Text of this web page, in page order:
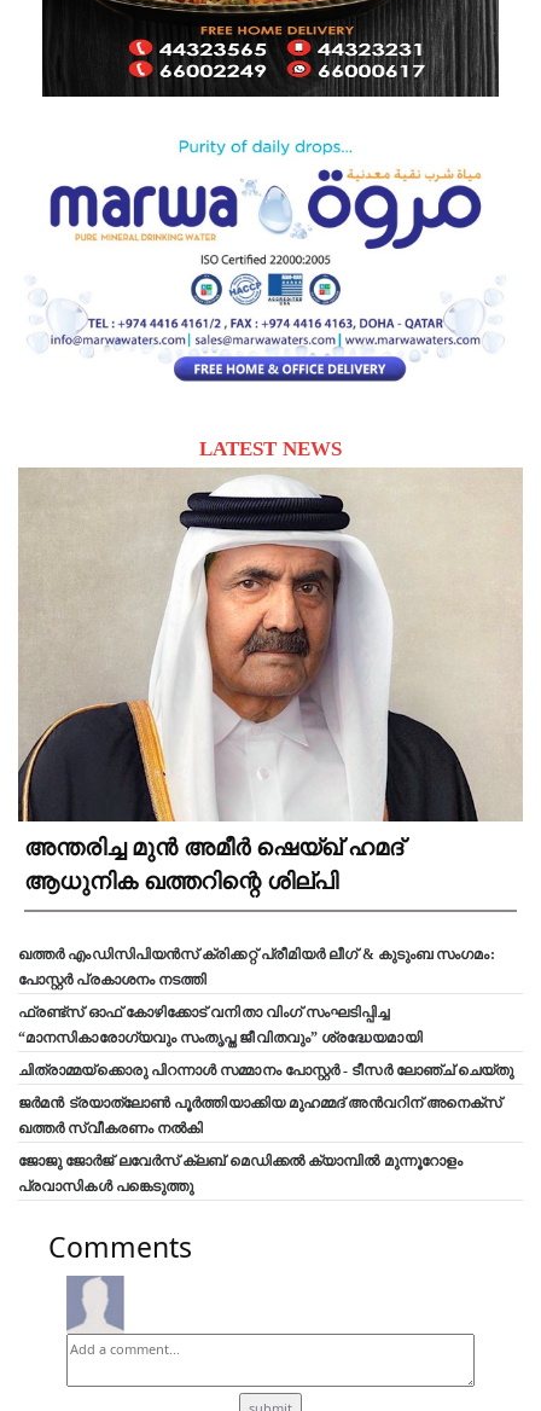
LATEST NEWS
അന്തരിച്ച മുൻ അമീർ ഷെയ്ഖ് ഹമദ്
ആധുനിക ഖത്തറിന്റെ ശില്പി
ഖത്തർ എംഡിസിപിയൻസ് ക്രിക്കറ്റ് പ്രീമിയർ ലീഗ് & കുടുംബ സംഗമം:
പോസ്റ്റർ പ്രകാശനം നടത്തി
ഫ്രണ്ട്സ് ഓഫ് കോഴിക്കോട് വനിതാ വിംഗ് സംഘടിപ്പിച്ച
“മാനസികാരോഗ്യവും സംതൃപ്ത ജീവിതവും” ശ്രദ്ധേയമായി
ചിത്രാമ്മയ്ക്കൊരു പിറന്നാൾ സമ്മാനം പോസ്റ്റർ - ടീസർ ലോഞ്ച് ചെയ്തു
ജർമൻ ട്രയാത്‌ലോൺ പൂർത്തിയാക്കിയ മുഹമ്മദ് അൻവറിന് അനെക്സ്
ഖത്തർ സ്വീകരണം നൽകി
ജോജു ജോർജ് ലവേർസ് ക്ലബ്‌ മെഡിക്കൽ ക്യാമ്പിൽ മുന്നൂറോളം
പ്രവാസികൾ പങ്കെടുത്തു
Comments